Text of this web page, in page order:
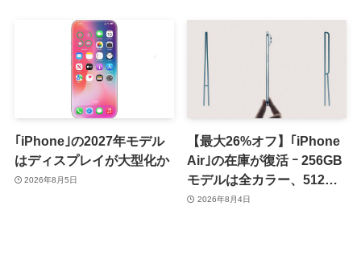
｢iPhone｣の2027年モデル
はディスプレイが大型化か
2026年8月5日
【最大26%オフ】｢iPhone
Air｣の在庫が復活 ｰ 256GB
モデルは全カラー、512GB
モデルはホワイト以外が在
2026年8月4日